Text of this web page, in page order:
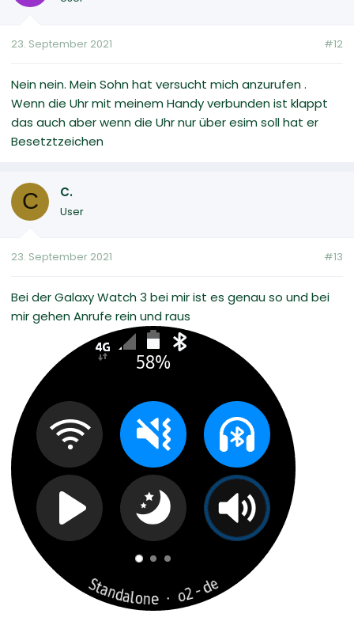
23. September 2021 #12
Nein nein. Mein Sohn hat versucht mich anzurufen .
Wenn die Uhr mit meinem Handy verbunden ist klappt
das auch aber wenn die Uhr nur über esim soll hat er
Besetztzeichen
C C.
User
23. September 2021 #13
Bei der Galaxy Watch 3 bei mir ist es genau so und bei
mir gehen Anrufe rein und raus